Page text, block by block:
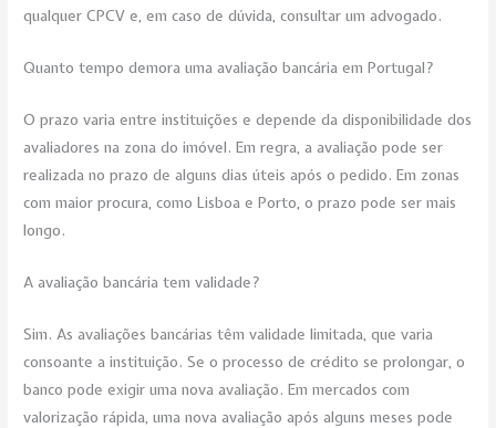
qualquer CPCV e, em caso de dúvida, consultar um advogado.
Quanto tempo demora uma avaliação bancária em Portugal?
O prazo varia entre instituições e depende da disponibilidade dos
avaliadores na zona do imóvel. Em regra, a avaliação pode ser
realizada no prazo de alguns dias úteis após o pedido. Em zonas
com maior procura, como Lisboa e Porto, o prazo pode ser mais
longo.
A avaliação bancária tem validade?
Sim. As avaliações bancárias têm validade limitada, que varia
consoante a instituição. Se o processo de crédito se prolongar, o
banco pode exigir uma nova avaliação. Em mercados com
valorização rápida, uma nova avaliação após alguns meses pode